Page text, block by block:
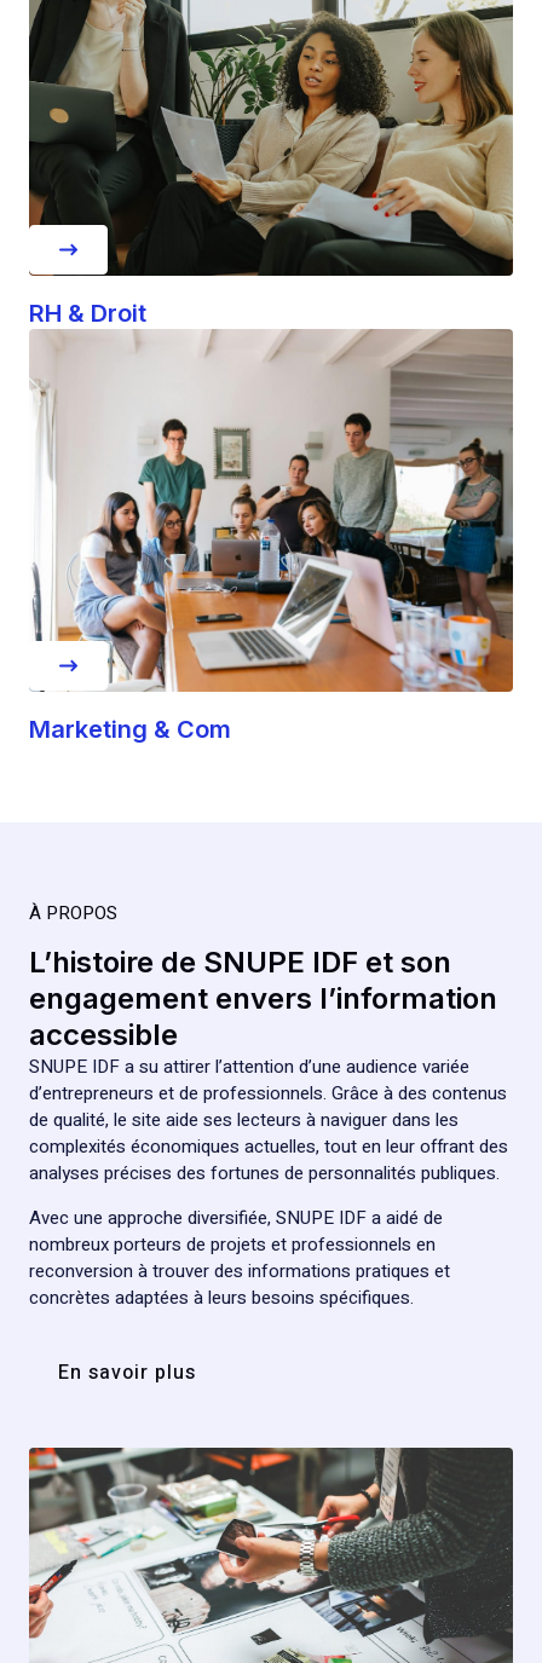
RH & Droit
Marketing & Com
À PROPOS
L’histoire de SNUPE IDF et son
engagement envers l’information
accessible
SNUPE IDF a su attirer l’attention d’une audience variée
d’entrepreneurs et de professionnels. Grâce à des contenus
de qualité, le site aide ses lecteurs à naviguer dans les
complexités économiques actuelles, tout en leur offrant des
analyses précises des fortunes de personnalités publiques.
Avec une approche diversifiée, SNUPE IDF a aidé de
nombreux porteurs de projets et professionnels en
reconversion à trouver des informations pratiques et
concrètes adaptées à leurs besoins spécifiques.
En savoir plus